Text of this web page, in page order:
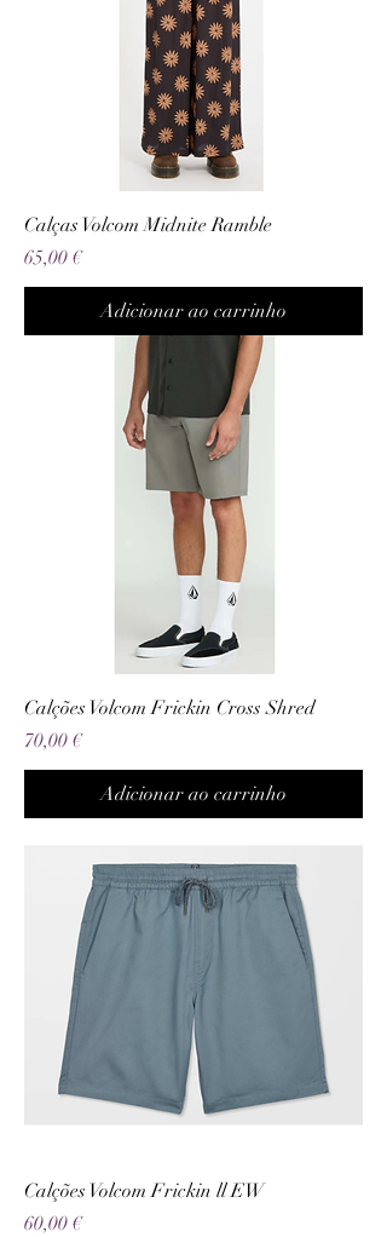
Calças Volcom Midnite Ramble
Preço
65,00 €
Adicionar ao carrinho
Calções Volcom Frickin Cross Shred
Preço
70,00 €
Adicionar ao carrinho
Calções Volcom Frickin ll EW
Preço
60,00 €